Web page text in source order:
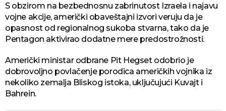
S obzirom na bezbednosnu zabrinutost Izraela i najavu
vojne akcije, američki obaveštajni izvori veruju da je
opasnost od regionalnog sukoba stvarna, tako da je
Pentagon aktivirao dodatne mere predostrožnosti.
Američki ministar odbrane Pit Hegset odobrio je
dobrovoljno povlačenje porodica američkih vojnika iz
nekoliko zemalja Bliskog istoka, uključujući Kuvajt i
Bahrein.